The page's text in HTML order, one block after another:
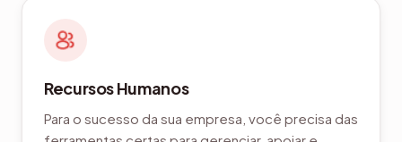
Recursos Humanos
Para o sucesso da sua empresa, você precisa das